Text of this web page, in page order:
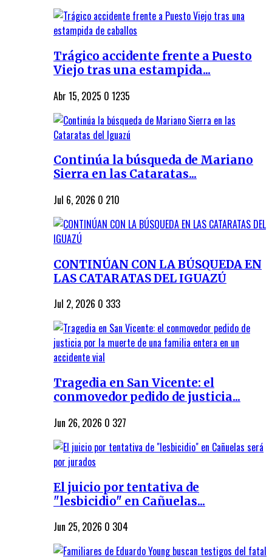
Trágico accidente frente a Puesto
Viejo tras una estampida...
Abr 15, 2025 0 1235
Continúa la búsqueda de Mariano
Sierra en las Cataratas...
Jul 6, 2026 0 210
CONTINÚAN CON LA BÚSQUEDA EN
LAS CATARATAS DEL IGUAZÚ
Jul 2, 2026 0 333
Tragedia en San Vicente: el
conmovedor pedido de justicia...
Jun 26, 2026 0 327
El juicio por tentativa de
"lesbicidio" en Cañuelas...
Jun 25, 2026 0 304